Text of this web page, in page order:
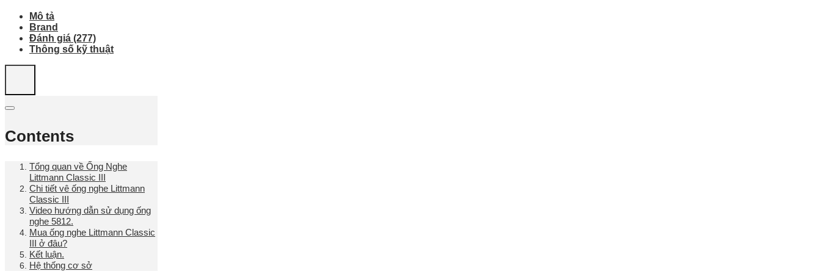
Mô tả
Brand
Đánh giá (277)
Thông số kỹ thuật
Contents
Tổng quan về Ống Nghe
Littmann Classic III
Chi tiết vê ống nghe Littmann
Classic III
Video hướng dẫn sử dụng ống
nghe 5812.
Mua ống nghe Littmann Classic
III ở đâu?
Kết luận.
Hệ thống cơ sở